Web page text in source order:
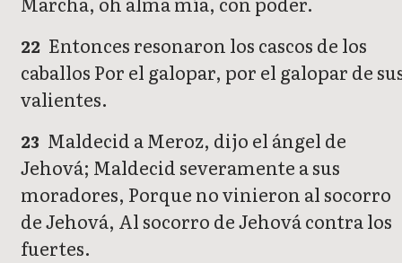
22 Entonces resonaron los cascos de los
caballos Por el galopar, por el galopar de
valientes.
23 Maldecid a Meroz, dijo el ángel de
Jehová; Maldecid severamente a sus
moradores, Porque no vinieron al socorro
de Jehová, Al socorro de Jehová contra los
fuertes.